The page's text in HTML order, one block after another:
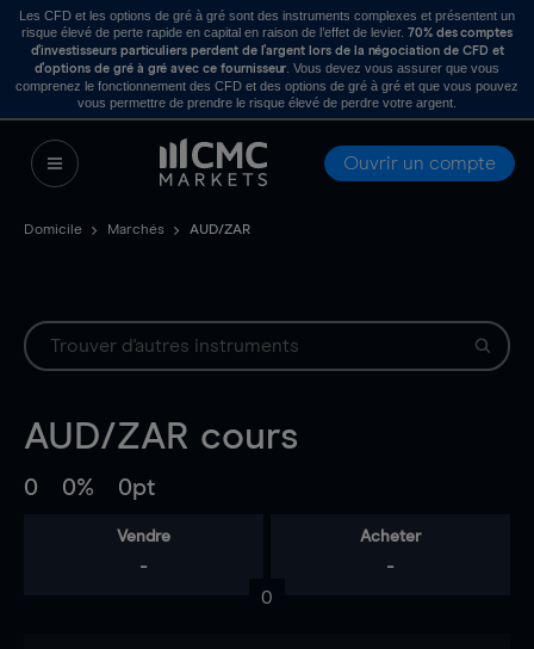
Les CFD et les options de gré à gré sont des instruments complexes et présentent un
risque élevé de perte rapide en capital en raison de l’effet de levier. 70% des comptes
d’investisseurs particuliers perdent de l’argent lors de la négociation de CFD et
d’options de gré à gré avec ce fournisseur . Vous devez vous assurer que vous
comprenez le fonctionnement des CFD et des options de gré à gré et que vous pouvez
vous permettre de prendre le risque élevé de perdre votre argent.
Ouvrir un compte
Domicile Marchés AUD/ZAR
AUD/ZAR cours
0 0% 0pt
Vendre
-
Acheter
-
0